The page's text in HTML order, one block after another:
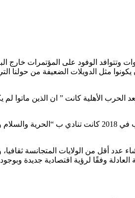
وتتوافد الوفود على المؤتمرات
مثل الدويلات الضعيفة من حولنا
بعد الحرب الأهلية كانت ” ان الذين
التالية تبشر بولادة
عدد أقل من الولايات المتجانسة
العادلة وفقًا لرؤية اقتصادية جديدة